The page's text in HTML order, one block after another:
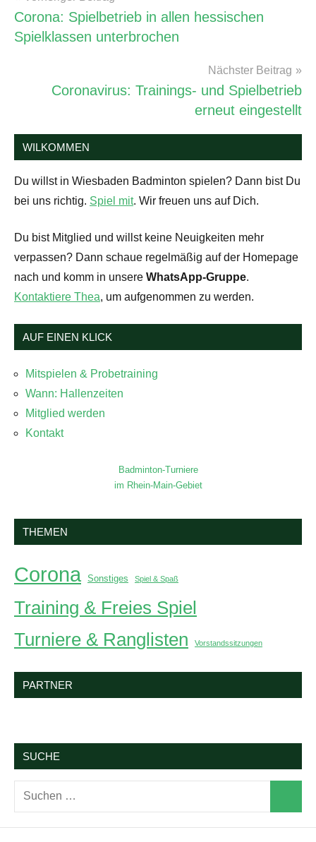
Corona: Spielbetrieb in allen hessischen
Spielklassen unterbrochen
Nächster Beitrag
Coronavirus: Trainings- und Spielbetrieb
erneut eingestellt
WILKOMMEN
Du willst in Wiesbaden Badminton spielen? Dann bist Du
bei uns richtig. Spiel mit. Wir freuen uns auf Dich.
Du bist Mitglied und willst keine Neuigkeiten mehr
verpassen? Dann schaue regelmäßig auf der Homepage
nach und komm in unsere WhatsApp-Gruppe.
Kontaktiere Thea, um aufgenommen zu werden.
AUF EINEN KLICK
Mitspielen & Probetraining
Wann: Hallenzeiten
Mitglied werden
Kontakt
Badminton-Turniere
im Rhein-Main-Gebiet
THEMEN
Corona Sonstiges Spiel & Spaß
Training & Freies Spiel
Turniere & Ranglisten
Vorstandssitzungen
PARTNER
SUCHE
Suchen
nach: